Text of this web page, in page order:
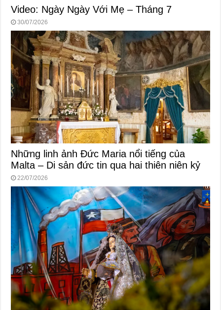
Video: Ngày Ngày Với Mẹ – Tháng 7
30/07/2026
Những linh ảnh Đức Maria nổi tiếng của
Malta – Di sản đức tin qua hai thiên niên kỷ
22/07/2026